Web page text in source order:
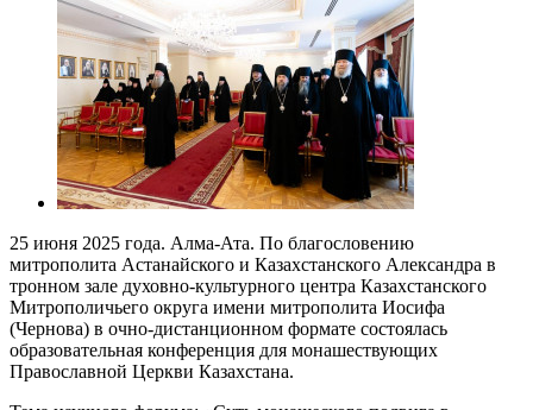
25 июня 2025 года. Алма-Ата. По благословению
митрополита Астанайского и Казахстанского Александра в
тронном зале духовно-культурного центра Казахстанского
Митрополичьего округа имени митрополита Иосифа
(Чернова) в очно-дистанционном формате состоялась
образовательная конференция для монашествующих
Православной Церкви Казахстана.